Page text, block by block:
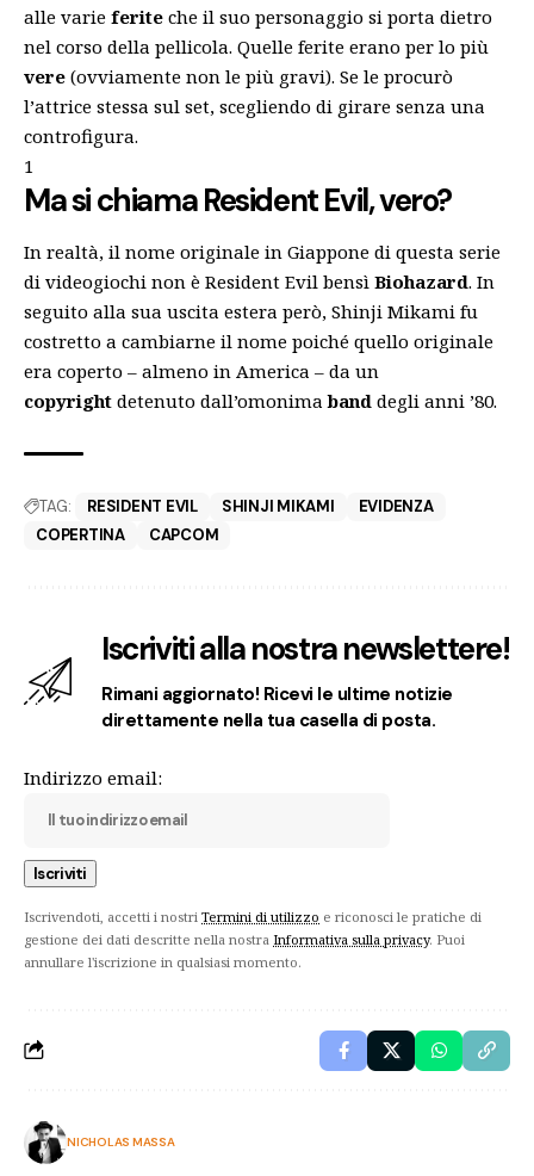
alle varie ferite che il suo personaggio si porta dietro
nel corso della pellicola. Quelle ferite erano per lo più
vere (ovviamente non le più gravi). Se le procurò
l’attrice stessa sul set, scegliendo di girare senza una
controfigura.
1
Ma si chiama Resident Evil, vero?
In realtà, il nome originale in Giappone di questa serie
di videogiochi non è Resident Evil bensì Biohazard. In
seguito alla sua uscita estera però, Shinji Mikami fu
costretto a cambiarne il nome poiché quello originale
era coperto – almeno in America – da un
copyright detenuto dall’omonimaband degli anni ’80.
TAG: RESIDENT EVIL SHINJI MIKAMI
EVIDENZA
COPERTINA
CAPCOM
Iscriviti alla nostra newslettere!
Rimani aggiornato! Ricevi le ultime notizie
direttamente nella tua casella di posta.
Indirizzo email:
Iscrivendoti, accetti i nostri Termini di utilizzo e riconosci le pratiche di
gestione dei dati descritte nella nostra Informativa sulla privacy. Puoi
annullare l'iscrizione in qualsiasi momento.
NICHOLAS MASSA